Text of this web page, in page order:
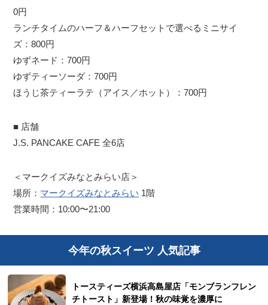
0円
ランチタイムのハーフ＆ハーフセットで選べるミニサイ
ズ：800円
ゆずネード：700円
ゆずティーソーダ：700円
ほうじ茶ティーラテ（アイス／ホット）：700円
■ 店舗
J.S. PANCAKE CAFE 全6店
＜マークイズみなとみらい店＞
場所： マークイズみなとみらい 1階
営業時間：10:00〜21:00
今年の秋スイーツ 人気記事
トースティーズ横浜高島屋店「モンブランフレン
チトースト」新登場！秋の味覚を濃厚に